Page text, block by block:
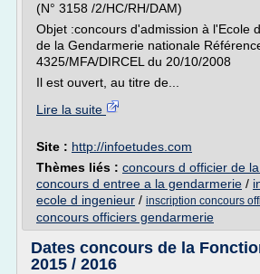
(N° 3158 /2/HC/RH/DAM)
Objet :concours d'admission à l'Ecole
de la Gendarmerie nationale
4325/MFA/DIRCEL du 20/10/2008
Il est ouvert, au titre de...
Lire la suite
Site : http://infoetudes.com
Thèmes liés : concours d officier de
concours d entree a la gendarmerie /
ecole d ingenieur / inscription concours
concours officiers gendarmerie
Dates concours de la
2015 / 2016